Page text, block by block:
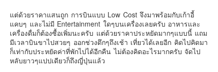
เอเชีย
สิงคโปร์
จีน
มาเลเชีย
แต่ด้วยราคาแสนถูก การบินแบบ Low Cost จึงมาพร้อมกับเก้าอี้
แคบๆ และไม่มี Entertainment ใดๆบนเครื่องเลยครับ อาหารและ
เครื่องดื่มก็ต้องซื้อเพิ่มนะครับ แต่ด้วยราคาประหยัดมากๆแบบนี้ แถม
มีเวลาบินขาไปสวยๆ ออกช่วงดึกๆถึงเช้า เที่ยวได้เลยอีก คิดไปคิดมา
ก็เท่ากับประหยัดค่าที่พักไปได้อีกคืน ไม่ต้องคิดอะไรมากครับ จัดไป
หลับยาวๆแปปเดียวก็ถึงญี่ปุ่นแล้ว